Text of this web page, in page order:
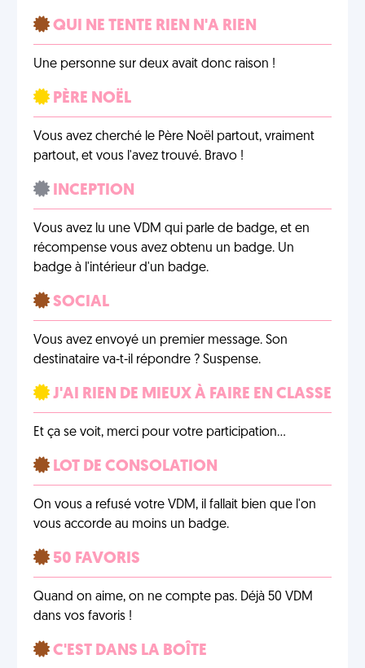
QUI NE TENTE RIEN N'A RIEN
Une personne sur deux avait donc raison !
PÈRE NOËL
Vous avez cherché le Père Noël partout, vraiment
partout, et vous l'avez trouvé. Bravo !
INCEPTION
Vous avez lu une VDM qui parle de badge, et en
récompense vous avez obtenu un badge. Un
badge à l'intérieur d'un badge.
SOCIAL
Vous avez envoyé un premier message. Son
destinataire va-t-il répondre ? Suspense.
J'AI RIEN DE MIEUX À FAIRE EN CLASSE
Et ça se voit, merci pour votre participation…
LOT DE CONSOLATION
On vous a refusé votre VDM, il fallait bien que l'on
vous accorde au moins un badge.
50 FAVORIS
Quand on aime, on ne compte pas. Déjà 50 VDM
dans vos favoris !
C'EST DANS LA BOÎTE